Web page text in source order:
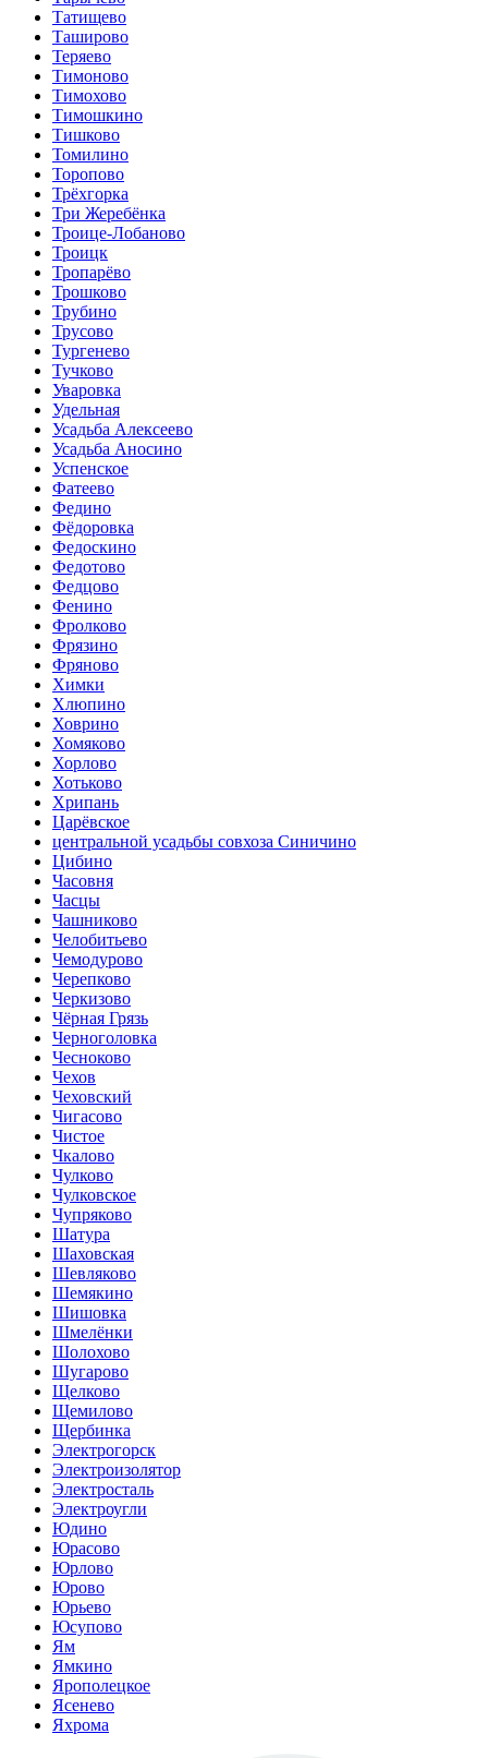
Татищево
Таширово
Теряево
Тимоново
Тимохово
Тимошкино
Тишково
Томилино
Торопово
Трёхгорка
Три Жеребёнка
Троице-Лобаново
Троицк
Тропарёво
Трошково
Трубино
Трусово
Тургенево
Тучково
Уваровка
Удельная
Усадьба Алексеево
Усадьба Аносино
Успенское
Фатеево
Федино
Фёдоровка
Федоскино
Федотово
Федцово
Фенино
Фролково
Фрязино
Фряново
Химки
Хлюпино
Ховрино
Хомяково
Хорлово
Хотьково
Хрипань
Царёвское
центральной усадьбы совхоза Синичино
Цибино
Часовня
Часцы
Чашниково
Челобитьево
Чемодурово
Черепково
Черкизово
Чёрная Грязь
Черноголовка
Чесноково
Чехов
Чеховский
Чигасово
Чистое
Чкалово
Чулково
Чулковское
Чупряково
Шатура
Шаховская
Шевляково
Шемякино
Шишовка
Шмелёнки
Шолохово
Шугарово
Щелково
Щемилово
Щербинка
Электрогорск
Электроизолятор
Электросталь
Электроугли
Юдино
Юрасово
Юрлово
Юрово
Юрьево
Юсупово
Ям
Ямкино
Ярополецкое
Ясенево
Яхрома